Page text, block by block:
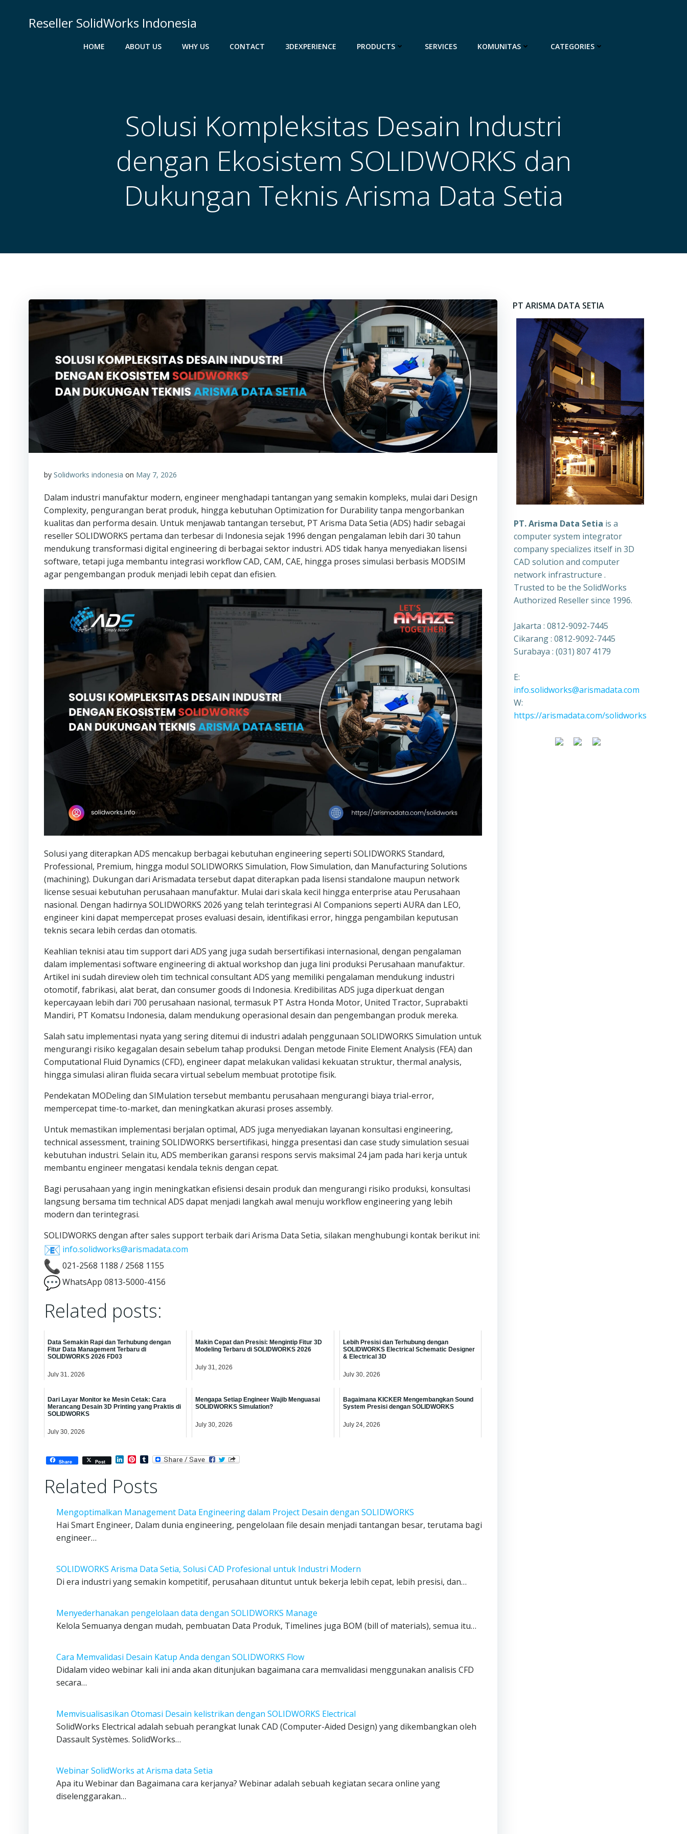
Reseller SolidWorks Indonesia
HOME ABOUT US WHY US CONTACT 3DEXPERIENCE PRODUCTS SERVICES KOMUNITAS CATEGORIES
Solusi Kompleksitas Desain Industri
dengan Ekosistem SOLIDWORKS dan
Dukungan Teknis Arisma Data Setia
by Solidworks indonesia on May 7, 2026
Dalam industri manufaktur modern, engineer menghadapi tantangan yang semakin kompleks, mulai dari Design
Complexity, pengurangan berat produk, hingga kebutuhan Optimization for Durability tanpa mengorbankan
kualitas dan performa desain. Untuk menjawab tantangan tersebut, PT Arisma Data Setia (ADS) hadir sebagai
reseller SOLIDWORKS pertama dan terbesar di Indonesia sejak 1996 dengan pengalaman lebih dari 30 tahun
mendukung transformasi digital engineering di berbagai sektor industri. ADS tidak hanya menyediakan lisensi
software, tetapi juga membantu integrasi workflow CAD, CAM, CAE, hingga proses simulasi berbasis MODSIM
agar pengembangan produk menjadi lebih cepat dan efisien.
Solusi yang diterapkan ADS mencakup berbagai kebutuhan engineering seperti SOLIDWORKS Standard,
Professional, Premium, hingga modul SOLIDWORKS Simulation, Flow Simulation, dan Manufacturing Solutions
(machining). Dukungan dari Arismadata tersebut dapat diterapkan pada lisensi standalone maupun network
license sesuai kebutuhan perusahaan manufaktur. Mulai dari skala kecil hingga enterprise atau Perusahaan
nasional. Dengan hadirnya SOLIDWORKS 2026 yang telah terintegrasi AI Companions seperti AURA dan LEO,
engineer kini dapat mempercepat proses evaluasi desain, identifikasi error, hingga pengambilan keputusan
teknis secara lebih cerdas dan otomatis.
Keahlian teknisi atau tim support dari ADS yang juga sudah bersertifikasi internasional, dengan pengalaman
dalam implementasi software engineering di aktual workshop dan juga lini produksi Perusahaan manufaktur.
Artikel ini sudah direview oleh tim technical consultant ADS yang memiliki pengalaman mendukung industri
otomotif, fabrikasi, alat berat, dan consumer goods di Indonesia. Kredibilitas ADS juga diperkuat dengan
kepercayaan lebih dari 700 perusahaan nasional, termasuk PT Astra Honda Motor, United Tractor, Suprabakti
Mandiri, PT Komatsu Indonesia, dalam mendukung operasional desain dan pengembangan produk mereka.
Salah satu implementasi nyata yang sering ditemui di industri adalah penggunaan SOLIDWORKS Simulation untuk
mengurangi risiko kegagalan desain sebelum tahap produksi. Dengan metode Finite Element Analysis (FEA) dan
Computational Fluid Dynamics (CFD), engineer dapat melakukan validasi kekuatan struktur, thermal analysis,
hingga simulasi aliran fluida secara virtual sebelum membuat prototipe fisik.
Pendekatan MODeling dan SIMulation tersebut membantu perusahaan mengurangi biaya trial-error,
mempercepat time-to-market, dan meningkatkan akurasi proses assembly.
Untuk memastikan implementasi berjalan optimal, ADS juga menyediakan layanan konsultasi engineering,
technical assessment, training SOLIDWORKS bersertifikasi, hingga presentasi dan case study simulation sesuai
kebutuhan industri. Selain itu, ADS memberikan garansi respons servis maksimal 24 jam pada hari kerja untuk
membantu engineer mengatasi kendala teknis dengan cepat.
Bagi perusahaan yang ingin meningkatkan efisiensi desain produk dan mengurangi risiko produksi, konsultasi
langsung bersama tim technical ADS dapat menjadi langkah awal menuju workflow engineering yang lebih
modern dan terintegrasi.
SOLIDWORKS dengan after sales support terbaik dari Arisma Data Setia, silakan menghubungi kontak berikut ini:
info.solidworks@arismadata.com
021-2568 1188 / 2568 1155
WhatsApp 0813-5000-4156
Related posts:
Data Semakin Rapi dan Terhubung dengan
Fitur Data Management Terbaru di
SOLIDWORKS 2026 FD03
July 31, 2026
Makin Cepat dan Presisi: Mengintip Fitur 3D
Modeling Terbaru di SOLIDWORKS 2026
July 31, 2026
Lebih Presisi dan Terhubung dengan
SOLIDWORKS Electrical Schematic Designer
& Electrical 3D
July 30, 2026
Dari Layar Monitor ke Mesin Cetak: Cara
Merancang Desain 3D Printing yang Praktis di
SOLIDWORKS
July 30, 2026
Mengapa Setiap Engineer Wajib Menguasai
SOLIDWORKS Simulation?
July 30, 2026
Bagaimana KICKER Mengembangkan Sound
System Presisi dengan SOLIDWORKS
July 24, 2026
Share Post LinkedIn
Pinterest
Tumblr
Related Posts
Mengoptimalkan Management Data Engineering dalam Project Desain dengan SOLIDWORKS
Hai Smart Engineer, Dalam dunia engineering, pengelolaan file desain menjadi tantangan besar, terutama bagi
engineer…
SOLIDWORKS Arisma Data Setia, Solusi CAD Profesional untuk Industri Modern
Di era industri yang semakin kompetitif, perusahaan dituntut untuk bekerja lebih cepat, lebih presisi, dan…
Menyederhanakan pengelolaan data dengan SOLIDWORKS Manage
Kelola Semuanya dengan mudah, pembuatan Data Produk, Timelines juga BOM (bill of materials), semua itu…
Cara Memvalidasi Desain Katup Anda dengan SOLIDWORKS Flow
Didalam video webinar kali ini anda akan ditunjukan bagaimana cara memvalidasi menggunakan analisis CFD
secara…
Memvisualisasikan Otomasi Desain kelistrikan dengan SOLIDWORKS Electrical
SolidWorks Electrical adalah sebuah perangkat lunak CAD (Computer-Aided Design) yang dikembangkan oleh
Dassault Systèmes. SolidWorks…
Webinar SolidWorks at Arisma data Setia
Apa itu Webinar dan Bagaimana cara kerjanya? Webinar adalah sebuah kegiatan secara online yang
diselenggarakan…
PT ARISMA DATA SETIA
PT. Arisma Data Setia is a
computer system integrator
company specializes itself in 3D
CAD solution and computer
network infrastructure .
Trusted to be the SolidWorks
Authorized Reseller since 1996.
Jakarta : 0812-9092-7445
Cikarang : 0812-9092-7445
Surabaya : (031) 807 4179
E:
info.solidworks@arismadata.com
W:
https://arismadata.com/solidworks